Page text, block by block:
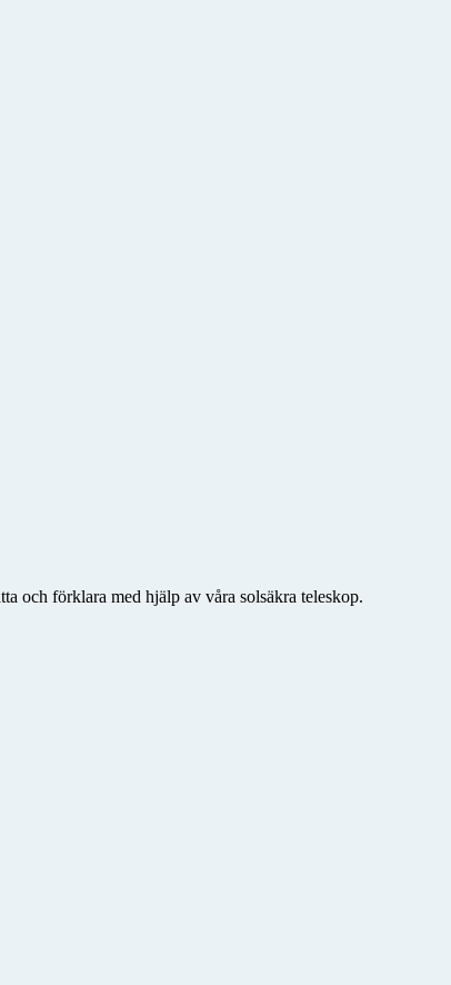
och förklara med hjälp av våra solsäkra teleskop.